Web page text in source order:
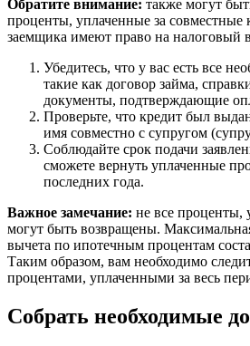
Обратите внимание: также могут
проценты, уплаченные за совместные
заемщика имеют право на налоговый
Убедитесь, что у вас есть все
такие как договор займа,
документы, подтверждающие
Проверьте, что кредит был
имя совместно с супругом
Соблюдайте срок подачи
сможете вернуть уплаченные
последних года.
Важное замечание: не все проценты,
могут быть возвращены.
вычета по ипотечным процентам
Таким образом, вам необходимо
процентами, уплаченными за весь
Собрать необходимые